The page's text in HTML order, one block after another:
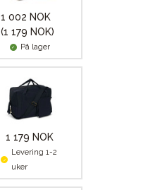
1 002 NOK
(1 179 NOK)
På lager
1 179 NOK
Levering 1-2
uker